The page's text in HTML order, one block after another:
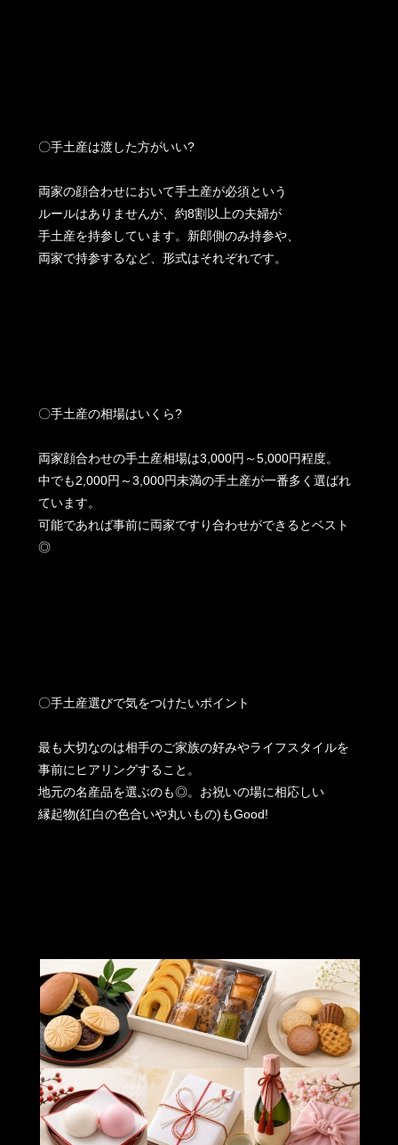
〇手土産は渡した方がいい?
両家の顔合わせにおいて手土産が必須という
ルールはありませんが、約8割以上の夫婦が
手土産を持参しています。新郎側のみ持参や、
両家で持参するなど、形式はそれぞれです。
〇手土産の相場はいくら?
両家顔合わせの手土産相場は3,000円～5,000円程度。
中でも2,000円～3,000円未満の手土産が一番多く選ばれ
ています。
可能であれば事前に両家ですり合わせができるとベスト
◎
〇手土産選びで気をつけたいポイント
最も大切なのは相手のご家族の好みやライフスタイルを
事前にヒアリングすること。
地元の名産品を選ぶのも◎。お祝いの場に相応しい
縁起物(紅白の色合いや丸いもの)もGood!